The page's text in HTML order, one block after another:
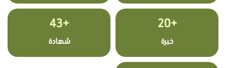
+20
خبرة
+43
شهادة